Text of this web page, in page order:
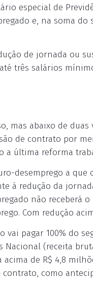
especial de
e, na soma
de jornada ou
três salários
mas abaixo de duas
de contrato por
a última reforma
desemprego a
à redução da
não receberá
Com redução
vai pagar 100% do
Nacional (receita
de R$ 4,8
como